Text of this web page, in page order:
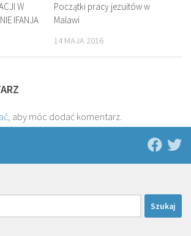
W
IFANJA
Początki pracy jezuitów w
Malawi
14 MAJA 2016
, aby móc dodać komentarz.